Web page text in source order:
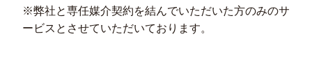
※弊社と専任媒介契約を結んでいただいた方のみのサ
ービスとさせていただいております。